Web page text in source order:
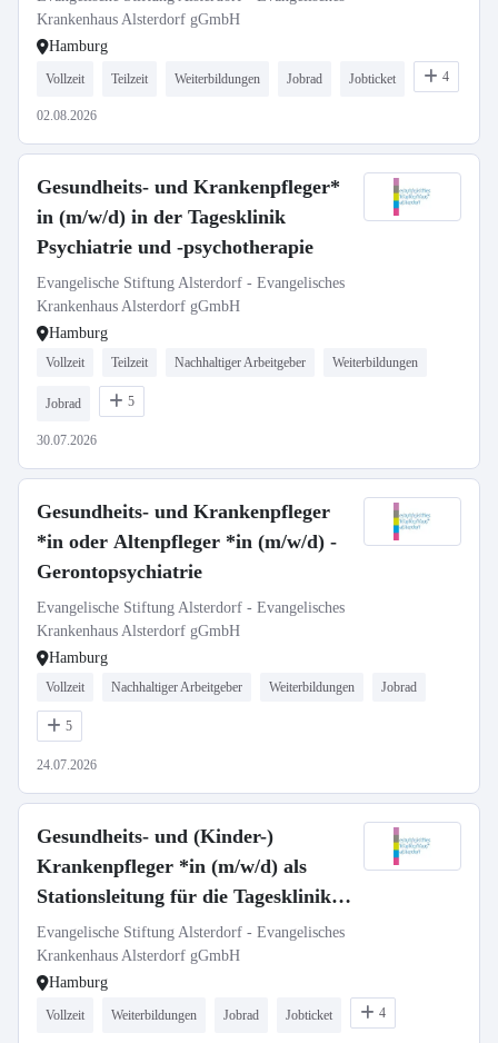
Krankenhaus Alsterdorf gGmbH
Hamburg
Vollzeit Teilzeit Weiterbildungen Jobrad Jobticket 4
02.08.2026
Gesundheits- und Krankenpfleger*
in (m/w/d) in der Tagesklinik
Psychiatrie und -psychotherapie
Evangelische Stiftung Alsterdorf - Evangelisches
Krankenhaus Alsterdorf gGmbH
Hamburg
Vollzeit Teilzeit Nachhaltiger Arbeitgeber Weiterbildungen
Jobrad 5
30.07.2026
Gesundheits- und Krankenpfleger
*in oder Altenpfleger *in (m/w/d) -
Gerontopsychiatrie
Evangelische Stiftung Alsterdorf - Evangelisches
Krankenhaus Alsterdorf gGmbH
Hamburg
Vollzeit Nachhaltiger Arbeitgeber Weiterbildungen Jobrad
5
24.07.2026
Gesundheits- und (Kinder-)
Krankenpfleger *in (m/w/d) als
Stationsleitung für die Tagesklinik
der Kinder- und Jugendpsychiatrie
und -psychotherapie
Evangelische Stiftung Alsterdorf - Evangelisches
Krankenhaus Alsterdorf gGmbH
Hamburg
Vollzeit Weiterbildungen Jobrad Jobticket 4